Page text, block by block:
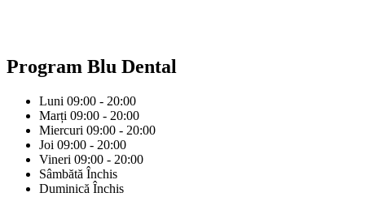
Program Blu Dental
Luni 09:00 - 20:00
Marți 09:00 - 20:00
Miercuri 09:00 - 20:00
Joi 09:00 - 20:00
Vineri 09:00 - 20:00
Sâmbătă Închis
Duminică Închis